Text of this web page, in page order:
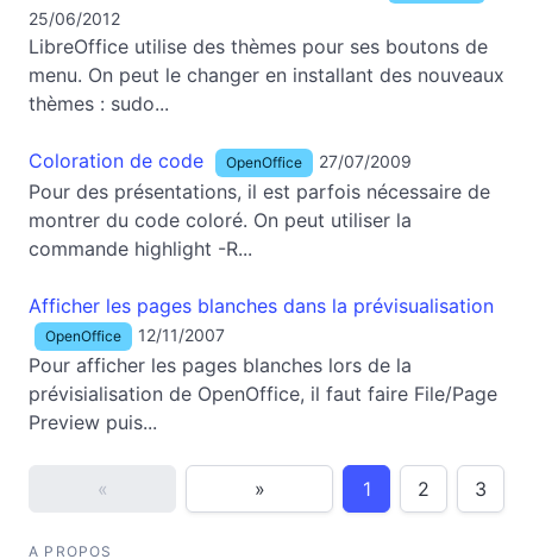
25/06/2012
LibreOffice utilise des thèmes pour ses boutons de
menu. On peut le changer en installant des nouveaux
thèmes : sudo...
Coloration de code OpenOffice 27/07/2009
Pour des présentations, il est parfois nécessaire de
montrer du code coloré. On peut utiliser la
commande highlight -R...
Afficher les pages blanches dans la prévisualisation
OpenOffice 12/11/2007
Pour afficher les pages blanches lors de la
prévisialisation de OpenOffice, il faut faire File/Page
Preview puis...
« » 1 2 3
A PROPOS